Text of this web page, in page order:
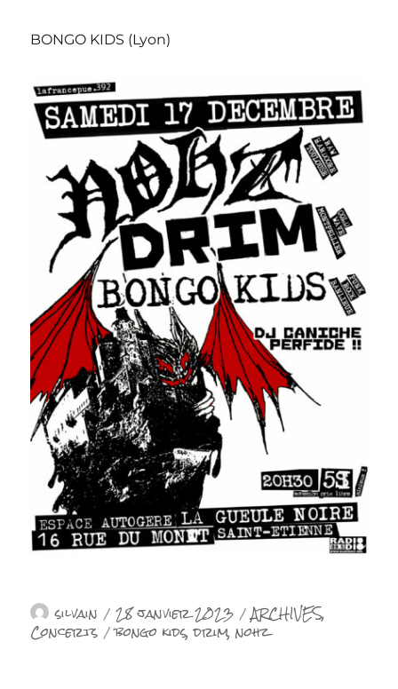
BONGO KIDS (Lyon)
Auteur
silvain Publié
le
28 janvier 2023 Catégories
ARCHIVES,
Concerts Étiquettes
bongo kids,drim,nohz